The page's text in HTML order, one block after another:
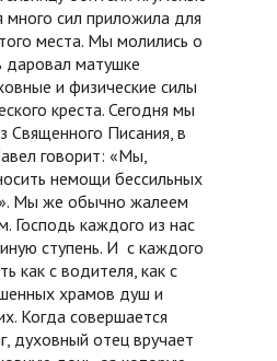
много сил приложила для
места. Мы молились о
даровал матушке
и физические силы
креста. Сегодня мы
Священного Писания, в
говорит: «Мы,
немощи бессильных
Мы же обычно жалеем
Господь каждого из нас
ступень. И с каждого
как с водителя, как с
храмов душ и
Когда совершается
духовный отец вручает